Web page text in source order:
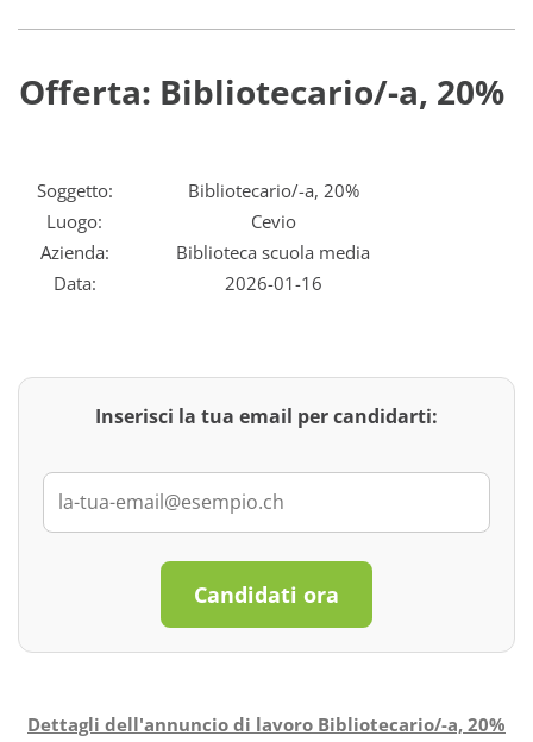
Offerta: Bibliotecario/-a, 20%
Soggetto:
Bibliotecario/-a, 20%
Luogo:
Cevio
Azienda:
Biblioteca scuola media
Data:
2026-01-16
Inserisci la tua email per candidarti:
Candidati ora
Dettagli dell'annuncio di lavoro Bibliotecario/-a, 20%